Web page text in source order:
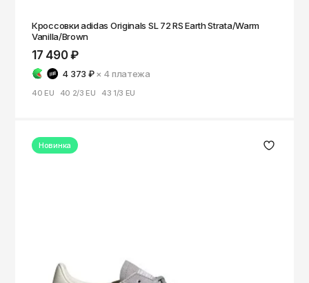
Кроссовки adidas Originals SL 72 RS Earth Strata/Warm
Vanilla/Brown
17 490 ₽
4 373 ₽ × 4платежа
40 EU 40 2/3 EU 43 1/3 EU
Новинка